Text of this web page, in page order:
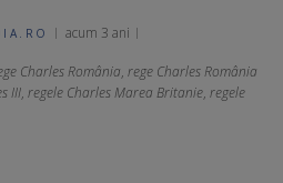
acum 3 ani
Charles România, rege Charles România
III, regele Charles Marea Britanie, regele